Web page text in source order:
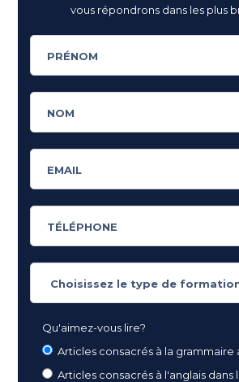
vous répondrons dans les plus
Qu'aimez-vous lire?
Articles consacrés à la grammaire
Articles consacrés à l'anglais dans